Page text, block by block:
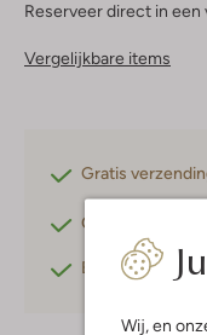
Wij, en
Reserveer direct in een
Vergelijkbare items
Gratis
Gratis
Betaal achteraf